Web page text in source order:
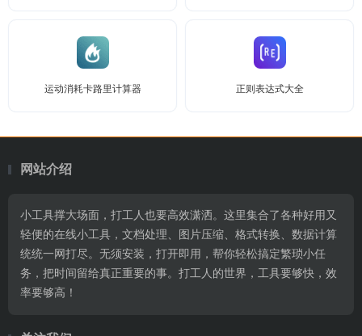
运动消耗卡路里计算器 正则表达式大全
网站介绍
小工具撑大场面，打工人也要高效潇洒。这里集合了各种好用又
轻便的在线小工具，文档处理、图片压缩、格式转换、数据计算
统统一网打尽。无须安装，打开即用，帮你轻松搞定繁琐小任
务，把时间留给真正重要的事。打工人的世界，工具要够快，效
率要够高！